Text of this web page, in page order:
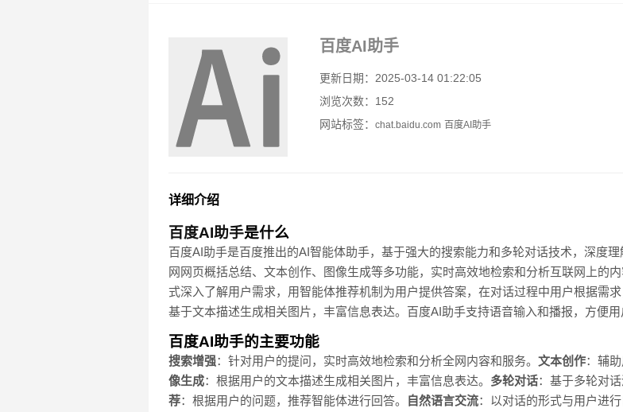
百度AI助手
更新日期：2025-03-14 01:22:05
浏览次数：152
网站标签： chat.baidu.com 百度AI助手
详细介绍
百度AI助手是什么
百度AI助手是百度推出的AI智能体助手，基于强大的搜索能力和多轮对话技术，深度
网网页概括总结、文本创作、图像生成等多功能，实时高效地检索和分析互联网上的
式深入了解用户需求，用智能体推荐机制为用户提供答案，在对话过程中用户根据需
基于文本描述生成相关图片，丰富信息表达。百度AI助手支持语音输入和播报，方便用
百度AI助手的主要功能
搜索增强：针对用户的提问，实时高效地检索和分析全网内容和服务。 文本创作：辅
像生成：根据用户的文本描述生成相关图片，丰富信息表达。 多轮对话：基于多轮对
荐：根据用户的问题，推荐智能体进行回答。 自然语言交流：以对话的形式与用户进